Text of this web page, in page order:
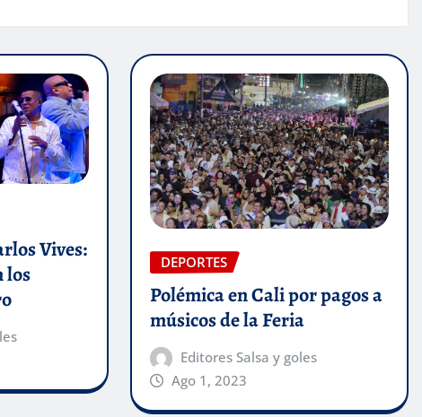
Vives:
los
DEPORTES
Polémica en Cali por pagos a
músicos de la Feria
Editores Salsa y goles
Ago 1, 2023